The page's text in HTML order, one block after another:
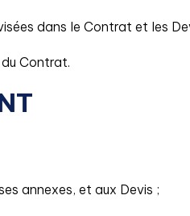
dans le Contrat et les
Contrat.
annexes, et aux Devis ;